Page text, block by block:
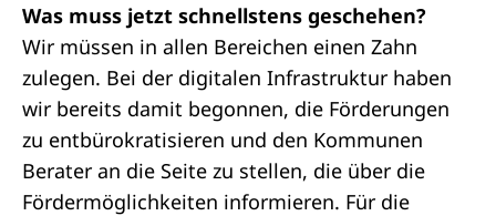
Was muss jetzt schnellstens geschehen?
Wir müssen in allen Bereichen einen Zahn
zulegen. Bei der digitalen Infrastruktur haben
wir bereits damit begonnen, die Förderungen
zu entbürokratisieren und den Kommunen
Berater an die Seite zu stellen, die über die
Fördermöglichkeiten informieren. Für die